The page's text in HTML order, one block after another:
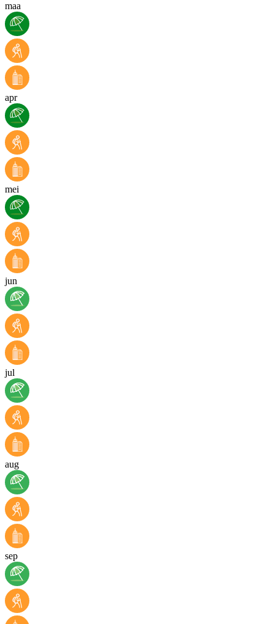
maa
apr
mei
jun
jul
aug
sep